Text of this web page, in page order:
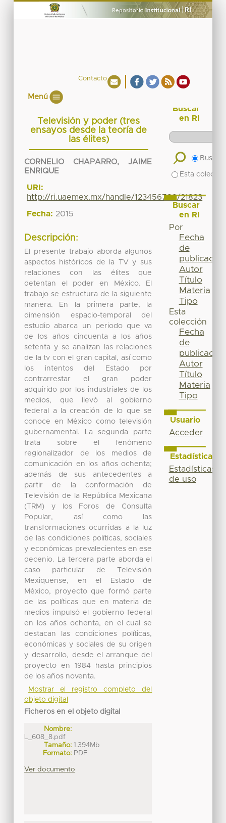
Contacto
Menú
Televisión y poder (tres
ensayos desde la teoría de
las élites)
CORNELIO CHAPARRO, JAIME
ENRIQUE
URI:
http://ri.uaemex.mx/handle/123456789/21823
Fecha: 2015
Descripción:
El presente trabajo aborda algunos
aspectos históricos de la TV y sus
relaciones con las élites que
detentan el poder en México. El
trabajo se estructura de la siguiente
manera. En la primera parte, la
dimensión espacio-temporal del
estudio abarca un periodo que va
de los años cincuenta a los años
setenta y se analizan las relaciones
de la tv con el gran capital, así como
los intentos del Estado por
contrarrestar el gran poder
adquirido por los industriales de los
medios, que llevó al gobierno
federal a la creación de lo que se
conoce en México como televisión
gubernamental. La segunda parte
trata sobre el fenómeno
regionalizador de los medios de
comunicación en los años ochenta;
además de sus antecedentes a
partir de la conformación de
Televisión de la República Mexicana
(TRM) y los Foros de Consulta
Popular, así como las
transformaciones ocurridas a la luz
de las condiciones políticas, sociales
y económicas prevalecientes en ese
decenio. La tercera parte aborda el
caso particular de Televisión
Mexiquense, en el Estado de
México, proyecto que formó parte
de las políticas que en materia de
medios impulsó el gobierno federal
en los años ochenta, en el cual se
destacan las condiciones políticas,
económicas y sociales de su origen
y desarrollo, desde el arranque del
proyecto en 1984 hasta principios
de los años noventa.
Mostrar el registro completo del
objeto digital
Ficheros en el objeto digital
Nombre:
L_608_8.pdf
Tamaño: 1.394Mb
Formato: PDF
Ver documento
Buscar
en RI
Buscar
Esta
Buscar
en RI
Por
Fecha
de
publicación
Autor
Título
Materia
Tipo
Esta
colección
Fecha
de
publicación
Autor
Título
Materia
Tipo
Usuario
Acceder
Estadísticas
Estadísticas
de uso